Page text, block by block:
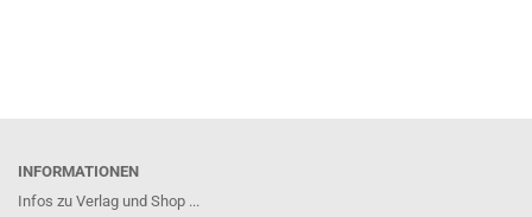
INFORMATIONEN
Infos zu Verlag und Shop ...